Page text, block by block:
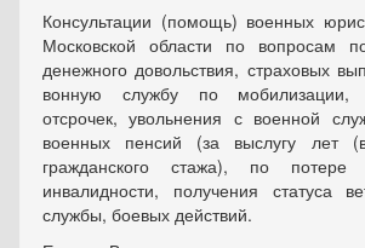
Консультации (помощь) военных
Московской области по вопросам
денежного довольствия, страховых
вонную службу по мобилизации,
отсрочек, увольнения с военной
военных пенсий (за выслугу лет
гражданского стажа), по
инвалидности, получения статуса
службы, боевых действий.